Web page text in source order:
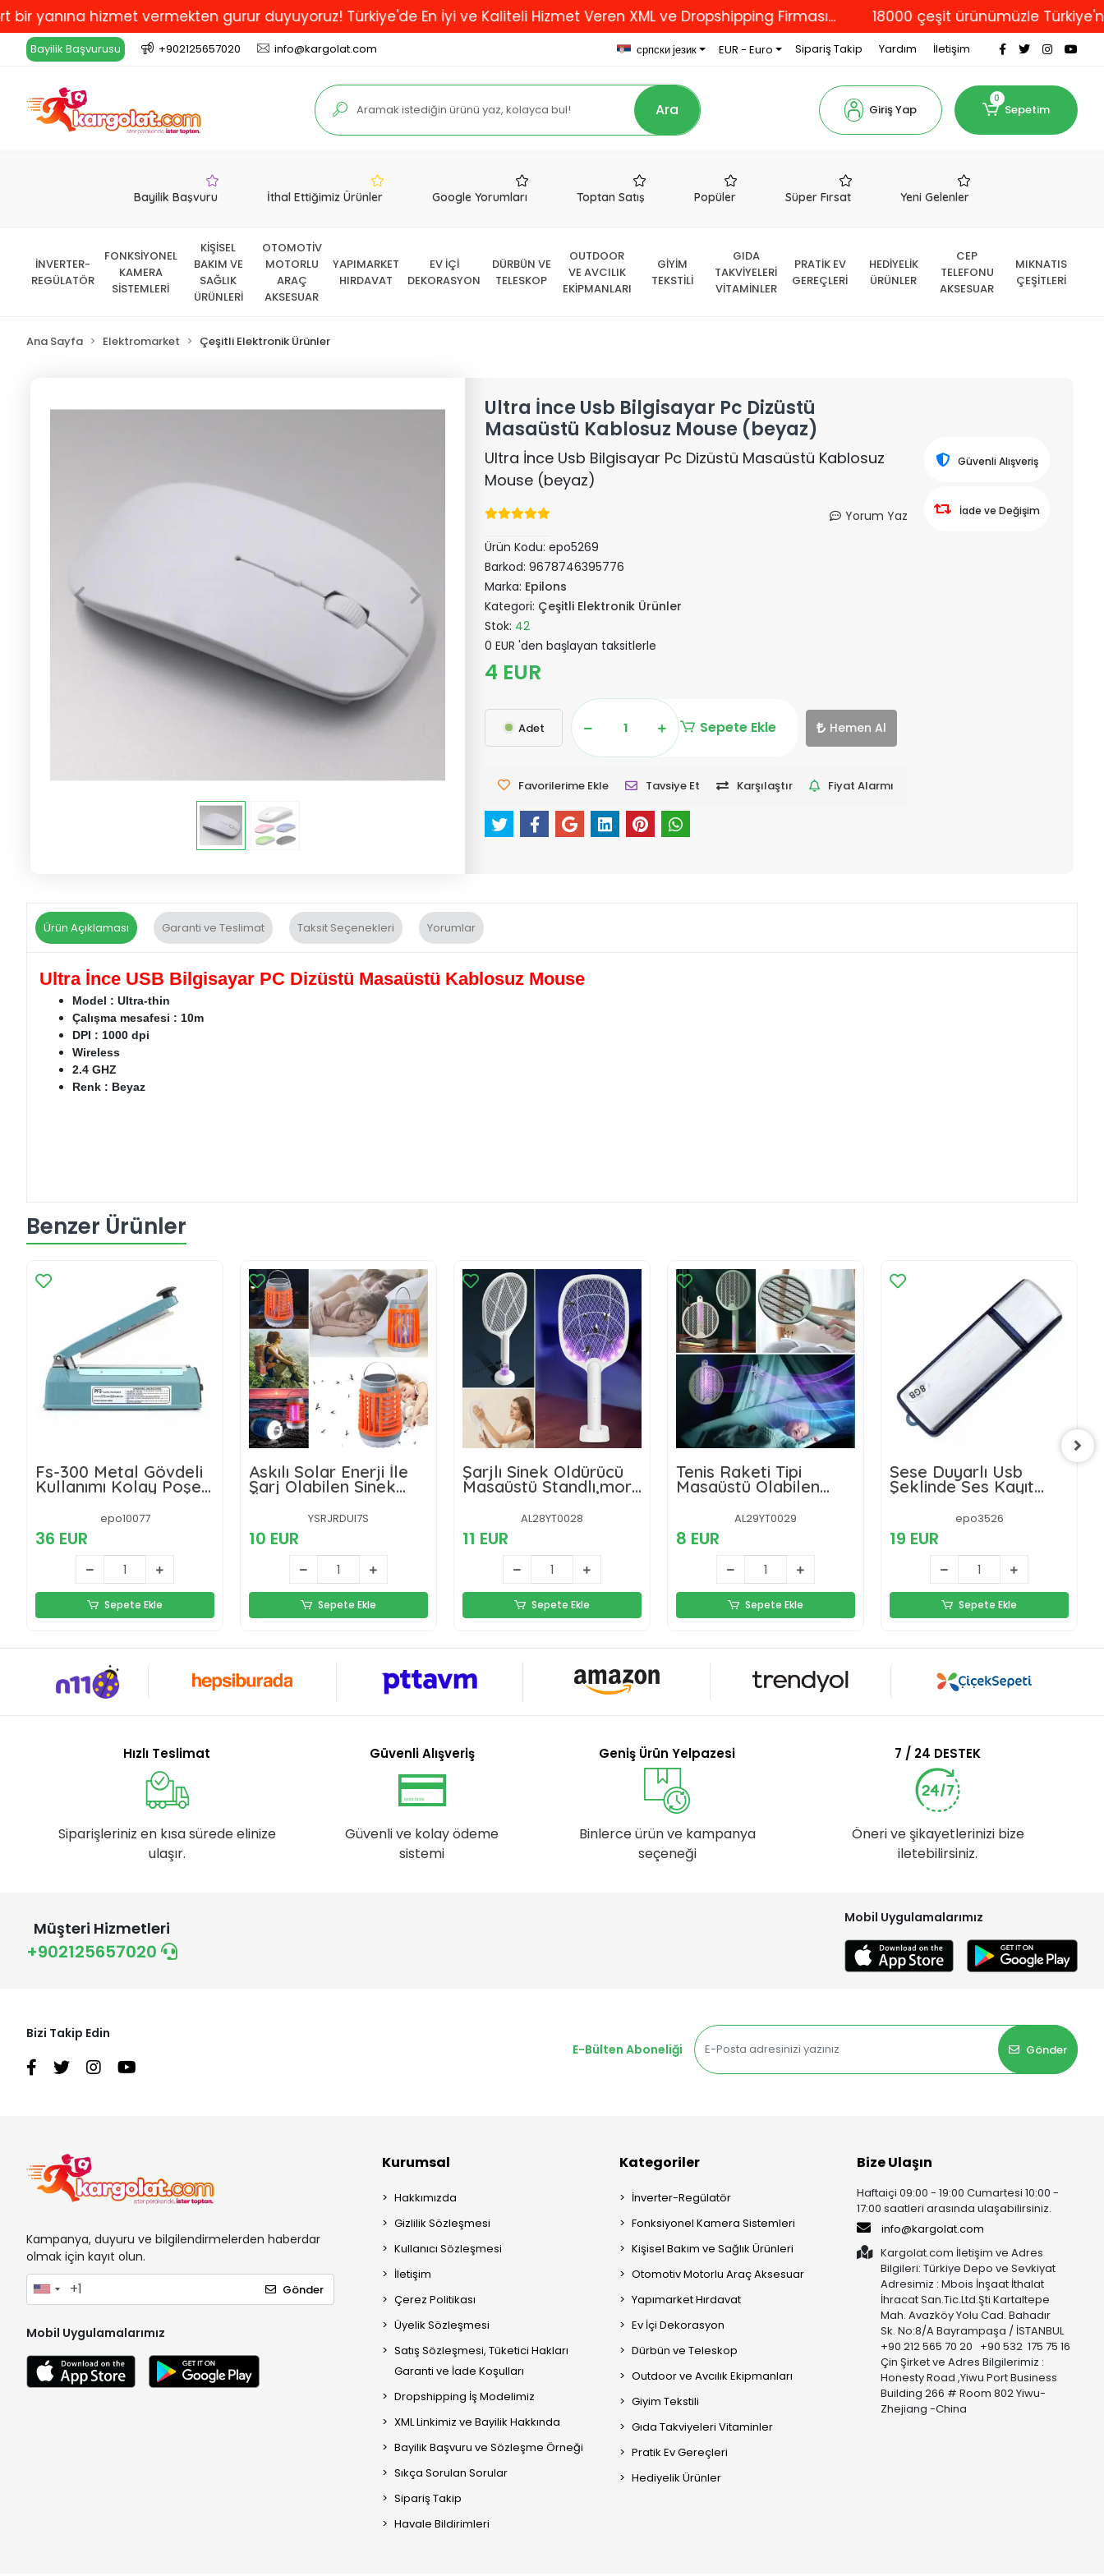
hizmet vermekten gurur duyuyoruz! Türkiye'de En İyi ve Kaliteli Hizmet Veren XML ve Dropshipping Firması... 18000 çeşit ürünümüzle Türkiye'nin
Bayilik Başvurusu +902125657020 info@kargolat.com српски језик EUR - Euro Sipariş Takip Yardım İletişim
Ara Giriş Yap
0
Sepetim
Bayilik Başvuru İthal Ettiğimiz Ürünler Google Yorumları Toptan Satış Popüler Süper Fırsat Yeni Gelenler
İNVERTER-
REGÜLATÖR
FONKSİYONEL
KAMERA
SİSTEMLERİ
KİŞİSEL
BAKIM VE
SAĞLIK
ÜRÜNLERİ
OTOMOTİV
MOTORLU
ARAÇ
AKSESUAR
YAPIMARKET
HIRDAVAT
EV İÇİ
DEKORASYON
DÜRBÜN VE
TELESKOP
OUTDOOR
VE AVCILIK
EKİPMANLARI
GİYİM
TEKSTİLİ
GIDA
TAKVİYELERİ
VİTAMİNLER
PRATİK EV
GEREÇLERİ
HEDİYELİK
ÜRÜNLER
CEP
TELEFONU
AKSESUAR
MIKNATIS
ÇEŞİTLERİ
Ana Sayfa Elektromarket Çeşitli Elektronik Ürünler
Ultra İnce Usb Bilgisayar Pc Dizüstü
Masaüstü Kablosuz Mouse (beyaz)
Ultra İnce Usb Bilgisayar Pc Dizüstü Masaüstü Kablosuz
Mouse (beyaz)
Yorum Yaz
Ürün Kodu:epo5269
Barkod:9678746395776
Marka: Epilons
Kategori: Çeşitli Elektronik Ürünler
Stok: 42
0 EUR 'den başlayan taksitlerle
4 EUR
Adet Sepete Ekle Hemen Al
Favorilerime Ekle Tavsiye Et Karşılaştır Fiyat Alarmı
Güvenli Alışveriş
İade ve Değişim
Ürün Açıklaması Garanti ve Teslimat Taksit Seçenekleri Yorumlar
Ultra İnce USB Bilgisayar PC Dizüstü Masaüstü Kablosuz Mouse
Model : Ultra-thin
Çalışma mesafesi : 10m
DPI : 1000 dpi
Wireless
2.4 GHZ
Renk : Beyaz
Benzer Ürünler
Fs-300 Metal Gövdeli
Kullanımı Kolay Poşet
Yapıştırma Makinası
(30cm) Impulse
epo10077
36 EUR
Sepete Ekle
Askılı Solar Enerji İle
Şarj Olabilen Sinek
Öldürücü Kamp Feneri
YSRJRDUI7S
10 EUR
Sepete Ekle
Şarjlı Sinek Öldürücü
Masaüstü Standlı,mor
Işık Sinek Kovucu
Raket 5wAL28YT0028
11 EUR
Sepete Ekle
Tenis Raketi Tipi
Masaüstü Olabilen
Kovucu,öldürücü
Raket
AL29YT0029
8 EUR
Sepete Ekle
Sese Duyarlı Usb
Şeklinde Ses Kayıt
Cihazı 8 Gb
epo3526
19 EUR
Sepete Ekle
Hızlı Teslimat
Siparişleriniz en kısa sürede elinize
ulaşır.
Güvenli Alışveriş
Güvenli ve kolay ödeme
sistemi
Geniş Ürün Yelpazesi
Binlerce ürün ve kampanya
seçeneği
7 / 24 DESTEK
Öneri ve şikayetlerinizi bize
iletebilirsiniz.
Müşteri Hizmetleri
+902125657020
Mobil Uygulamalarımız
Bizi Takip Edin
E-Bülten Aboneliği
Gönder
Kampanya, duyuru ve bilgilendirmelerden haberdar
olmak için kayıt olun.
Gönder
Mobil Uygulamalarımız
Kurumsal
Hakkımızda
Gizlilik Sözleşmesi
Kullanıcı Sözleşmesi
İletişim
Çerez Politikası
Üyelik Sözleşmesi
Satış Sözleşmesi, Tüketici Hakları
Garanti ve İade Koşulları
Dropshipping İş Modelimiz
XML Linkimiz ve Bayilik Hakkında
Bayilik Başvuru ve Sözleşme Örneği
Sıkça Sorulan Sorular
Sipariş Takip
Havale Bildirimleri
Kategoriler
İnverter-Regülatör
Fonksiyonel Kamera Sistemleri
Kişisel Bakım ve Sağlık Ürünleri
Otomotiv Motorlu Araç Aksesuar
Yapımarket Hırdavat
Ev İçi Dekorasyon
Dürbün ve Teleskop
Outdoor ve Avcılık Ekipmanları
Giyim Tekstili
Gıda Takviyeleri Vitaminler
Pratik Ev Gereçleri
Hediyelik Ürünler
Bize Ulaşın
Haftaiçi 09:00 - 19:00 Cumartesi 10:00 -
17:00 saatleri arasında ulaşabilirsiniz.
info@kargolat.com
Kargolat.com İletişim ve Adres
Bilgileri: Türkiye Depo ve Sevkiyat
Adresimiz : Mbois İnşaat İthalat
İhracat San.Tic.Ltd.Şti Kartaltepe
Mah. Avazköy Yolu Cad. Bahadır
Sk. No:8/A Bayrampaşa / İSTANBUL
+90 212 565 70 20 +90 532 175 75 16
Çin Şirket ve Adres Bilgilerimiz :
Honesty Road ,Yiwu Port Business
Building 266 # Room 802 Yiwu-
Zhejiang -China